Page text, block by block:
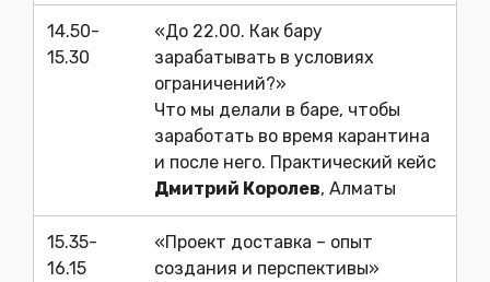
14.50-
15.30
«До 22.00. Как бару
зарабатывать в условиях
ограничений?»
Что мы делали в баре, чтобы
заработать во время карантина
и после него. Практический кейс
Дмитрий Королев, Алматы
15.35-
16.15
«Проект доставка – опыт
создания и перспективы»